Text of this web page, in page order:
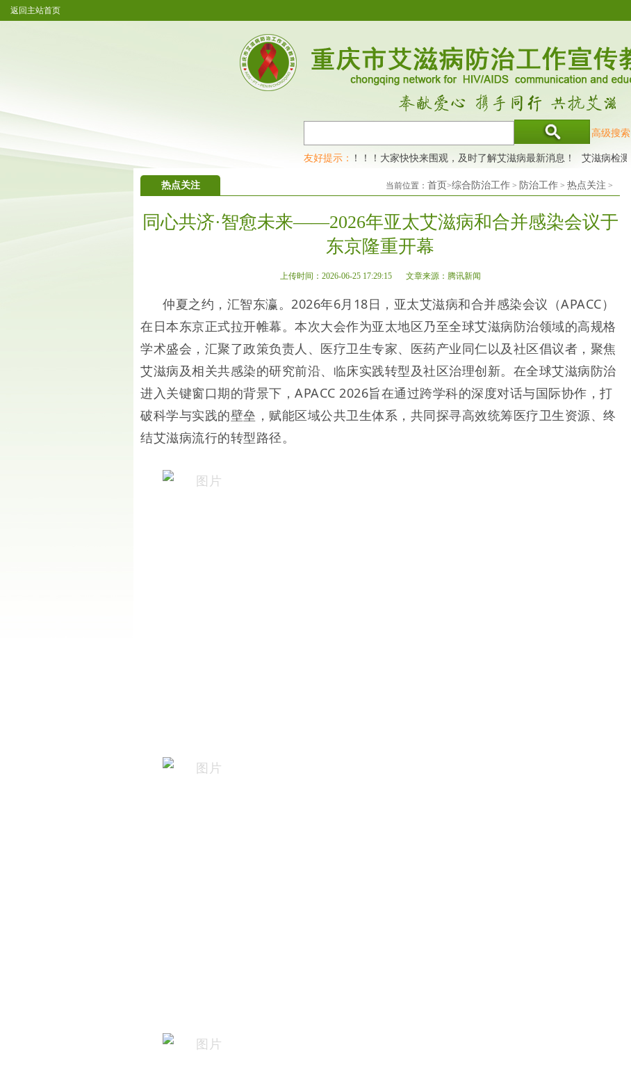
返回主站首页
高级搜索
友好提示：
重庆市艾滋病防治工作宣传教育网开通公众号啦！！！大家快快来围观，及时了解艾滋病最新消息！ 艾滋病检测试纸
热点关注 当前位置： 首页 >综合防治工作 > 防治工作 > 热点关注 >
同心共济·智愈未来——2026年亚太艾滋病和合并感染会议于
东京隆重开幕
上传时间：2026-06-25 17:29:15 文章来源：腾讯新闻
仲夏之约，汇智东瀛。2026年6月18日，亚太艾滋病和合并感染会议（APACC）
在日本东京正式拉开帷幕。本次大会作为亚太地区乃至全球艾滋病防治领域的高规格
学术盛会，汇聚了政策负责人、医疗卫生专家、医药产业同仁以及社区倡议者，聚焦
艾滋病及相关共感染的研究前沿、临床实践转型及社区治理创新。在全球艾滋病防治
进入关键窗口期的背景下，APACC 2026旨在通过跨学科的深度对话与国际协作，打
破科学与实践的壁垒，赋能区域公共卫生体系，共同探寻高效统筹医疗卫生资源、终
结艾滋病流行的转型路径。